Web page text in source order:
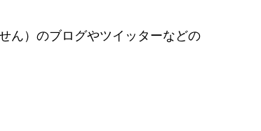
ん）のブログやツイッターなどの